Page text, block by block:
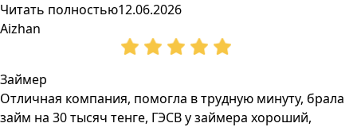
Читать полностью12.06.2026
Aizhan
Займер
Отличная компания, помогла в трудную минуту, брала
займ на 30 тысяч тенге, ГЭСВ у займера хороший,